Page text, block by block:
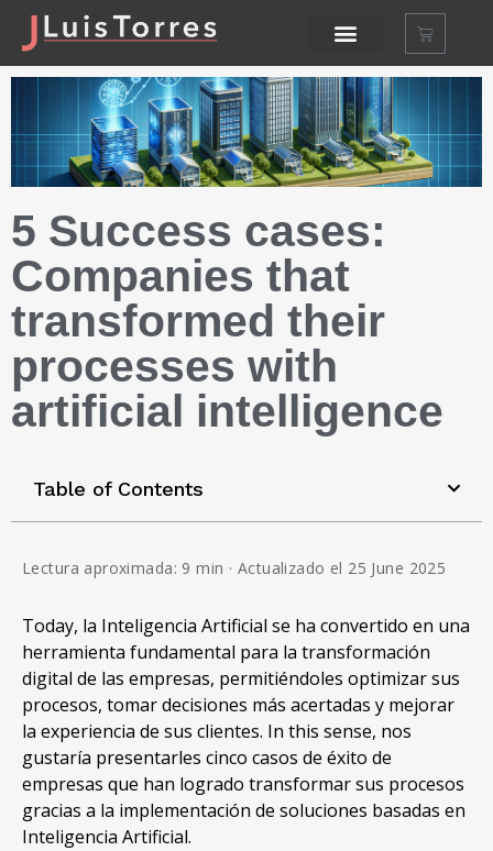
5 Success cases:
Companies that
transformed their
processes with
artificial intelligence
Table of Contents
Lectura aproximada: 9 min · Actualizado el 25 June 2025
Today, la Inteligencia Artificial se ha convertido en una
herramienta fundamental para la transformación
digital de las empresas, permitiéndoles optimizar sus
procesos, tomar decisiones más acertadas y mejorar
la experiencia de sus clientes. In this sense, nos
gustaría presentarles cinco casos de éxito de
empresas que han logrado transformar sus procesos
gracias a la implementación de soluciones basadas en
Inteligencia Artificial.